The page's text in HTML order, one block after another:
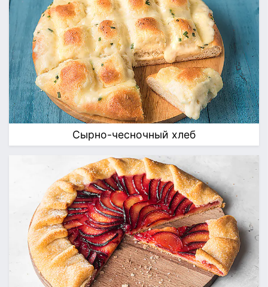
Сырно-чесночный хлеб